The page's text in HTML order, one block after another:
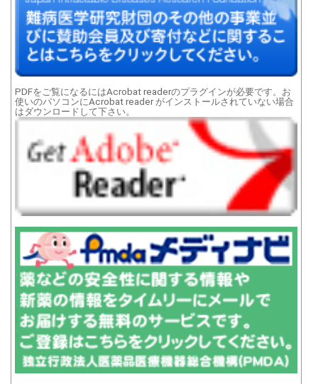
PDFをご覧になるにはAcrobat readerのプラグインが必要です。お
使いのパソコンにAcrobat reader がインストールされていない場合
はダウンロードして下さい。